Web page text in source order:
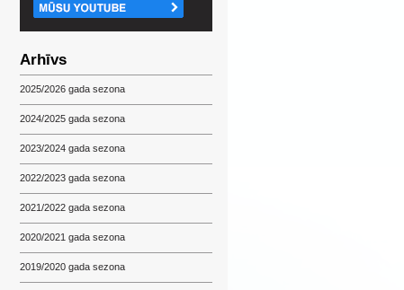
Arhīvs
2025/2026 gada sezona
2024/2025 gada sezona
2023/2024 gada sezona
2022/2023 gada sezona
2021/2022 gada sezona
2020/2021 gada sezona
2019/2020 gada sezona